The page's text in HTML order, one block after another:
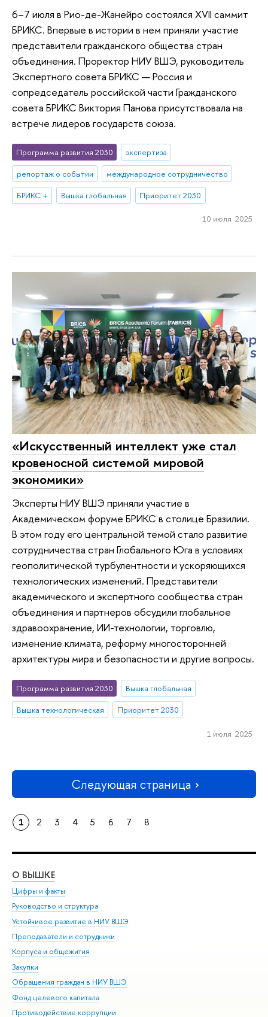
6–7 июля в Рио-де-Жанейро состоялся XVII саммит
БРИКС. Впервые в истории в нем приняли участие
представители гражданского общества стран
объединения. Проректор НИУ ВШЭ, руководитель
Экспертного совета БРИКС — Россия и
сопредседатель российской части Гражданского
совета БРИКС Виктория Панова присутствовала на
встрече лидеров государств союза.
Программа развития 2030
экспертиза
репортаж о событии
международное сотрудничество
БРИКС +
Вышка глобальная Приоритет 2030
10 июля 2025
«Искусственный интеллект уже стал
кровеносной системой мировой
экономики»
Эксперты НИУ ВШЭ приняли участие в
Академическом форуме БРИКС в столице Бразилии.
В этом году его центральной темой стало развитие
сотрудничества стран Глобального Юга в условиях
геополитической турбулентности и ускоряющихся
технологических изменений. Представители
академического и экспертного сообщества стран
объединения и партнеров обсудили глобальное
здравоохранение, ИИ-технологии, торговлю,
изменение климата, реформу многосторонней
архитектуры мира и безопасности и другие вопросы.
Программа развития 2030
Вышка глобальная
Вышка технологическая
Приоритет 2030
1 июля 2025
Следующая страница
1 2 3 4 5 6 7 8
О ВЫШКЕ
Цифры и факты
Руководство и структура
Устойчивое развитие в НИУ ВШЭ
Преподаватели и сотрудники
Корпуса и общежития
Закупки
Обращения граждан в НИУ ВШЭ
Фонд целевого капитала
Противодействие коррупции